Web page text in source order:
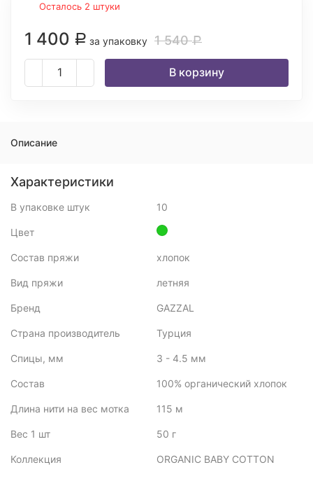
Осталось 2 штуки
1 400 Р за упаковку 1 540Р
В корзину
Описание
Характеристики
В упаковке штук 10
Цвет
Состав пряжи хлопок
Вид пряжи летняя
Бренд GAZZAL
Страна производитель Турция
Спицы, мм 3 - 4.5 мм
Состав 100% органический хлопок
Длина нити на вес мотка 115 м
Вес 1 шт 50 г
Коллекция ORGANIC BABY COTTON